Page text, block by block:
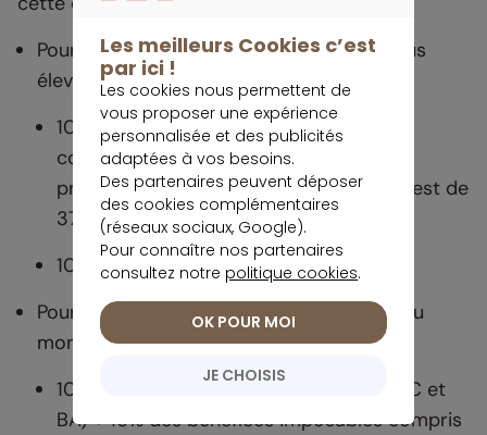
Pour les salariés, il s’agit du montant le plus
élevé entre :
10% des revenus de l’année n-1, nets de
cotisations sociales ou des frais
professionnels. La déduction maximale est de
37 680 € pour 2026.
10% du PASS (soit 4 710 € en 2026).
Pour les travailleurs non salariés, il s’agit du
montant le plus élevé entre :
10% des bénéfices imposables (BIC, BNC et
BA) + 15% des bénéfices imposables compris
Les meilleurs Cookies c’est
par ici !
Les cookies nous permettent de
vous proposer une expérience
personnalisée et des publicités
adaptées à vos besoins.
Des partenaires peuvent déposer
des cookies complémentaires
(réseaux sociaux, Google).
Pour connaître nos partenaires
consultez notre politique cookies.
JE CHOISIS
OK POUR MOI